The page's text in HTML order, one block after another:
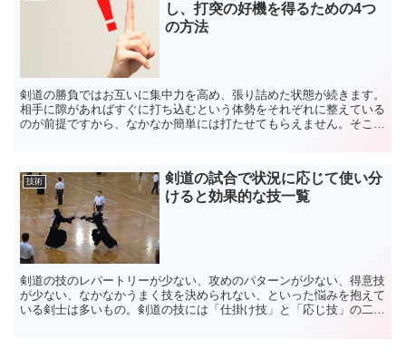
し、打突の好機を得るための4つ
の方法
剣道の勝負ではお互いに集中力を高め、張り詰めた状態が続きます。
相手に隙があればすぐに打ち込むという体勢をそれぞれに整えている
のが前提ですから、なかなか簡単には打たせてもらえません。そこで
技術
剣道の試合で状況に応じて使い分
けると効果的な技一覧
剣道の技のレパートリーが少ない、攻めのパターンが少ない、得意技
が少ない、なかなかうまく技を決められない、といった悩みを抱えて
いる剣士は多いもの。剣道の技には「仕掛け技」と「応じ技」の二大